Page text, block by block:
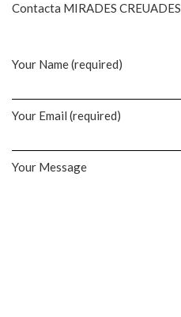
Contacta MIRADES CREUADES
Your Name (required)
Your Email (required)
Your Message